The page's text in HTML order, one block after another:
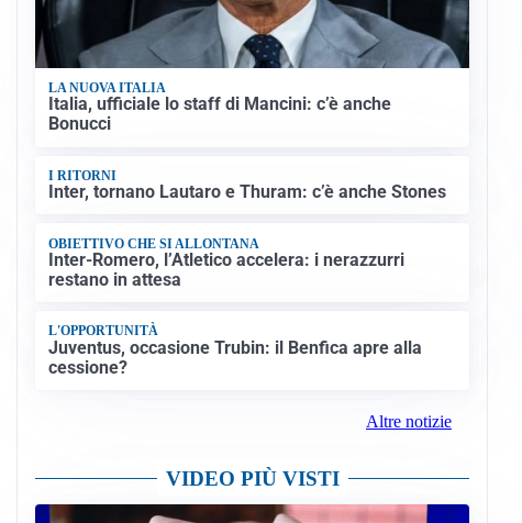
LA NUOVA ITALIA
Italia, ufficiale lo staff di Mancini: c’è anche
Bonucci
I RITORNI
Inter, tornano Lautaro e Thuram: c’è anche Stones
OBIETTIVO CHE SI ALLONTANA
Inter-Romero, l’Atletico accelera: i nerazzurri
restano in attesa
L'OPPORTUNITÀ
Juventus, occasione Trubin: il Benfica apre alla
cessione?
Altre notizie
VIDEO PIÙ VISTI